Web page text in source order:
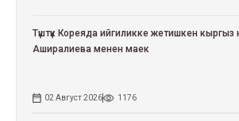
Түштүк Кореяда ийгиликке жетишкен
Аширалиева менен маек
02 Август 2026 1176